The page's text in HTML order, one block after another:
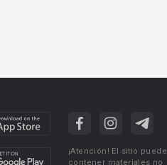
¡Atención! El sitio puede
contener materiales no